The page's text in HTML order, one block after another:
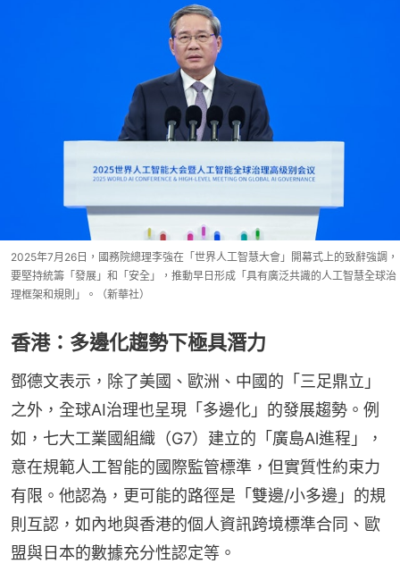
2025年7月26日，國務院總理李強在「世界人工智慧大會」開幕式上的致辭強調，
要堅持統籌「發展」和「安全」，推動早日形成「具有廣泛共識的人工智慧全球治
理框架和規則」。（新華社）
香港：多邊化趨勢下極具潛力
鄧德文表示，除了美國、歐洲、中國的「三足鼎立」
之外，全球AI治理也呈現「多邊化」的發展趨勢。例
如，七大工業國組織（G7）建立的「廣島Al進程」，
意在規範人工智能的國際監管標準，但實質性約束力
有限。他認為，更可能的路徑是「雙邊/小多邊」的規
則互認，如內地與香港的個人資訊跨境標準合同、歐
盟與日本的數據充分性認定等。